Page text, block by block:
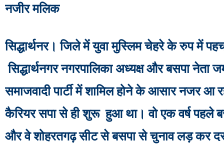
नजीर मलिक
सिद्धार्थनर। जिले में युवा मुस्लिम चेहरे के रुप में
सिद्धार्थनगर नगरपालिका अध्यक्ष और बसपा नेता
समाजवादी पार्टी में शामिल होने के आसार नजर आ
कैरियर सपा से ही शुरू हुआ था। वो एक वर्ष पहले
और वे शोहरतगढ़ सीट से बसपा से चुनाव लड़ कर